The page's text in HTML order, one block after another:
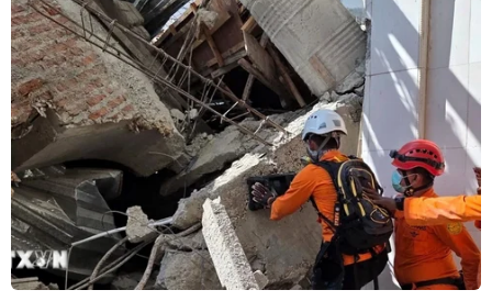
Khẩn trường khám nghiệm
hiện trường, điều tra nguyên nhân
vụ cháy chợ Biên Hòa
06/08/2026 04:37
Pháp mở các điểm tắm sông
phục vụ người dân trong mùa Hè
nắng nóng